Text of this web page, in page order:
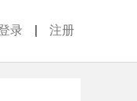
录 注册